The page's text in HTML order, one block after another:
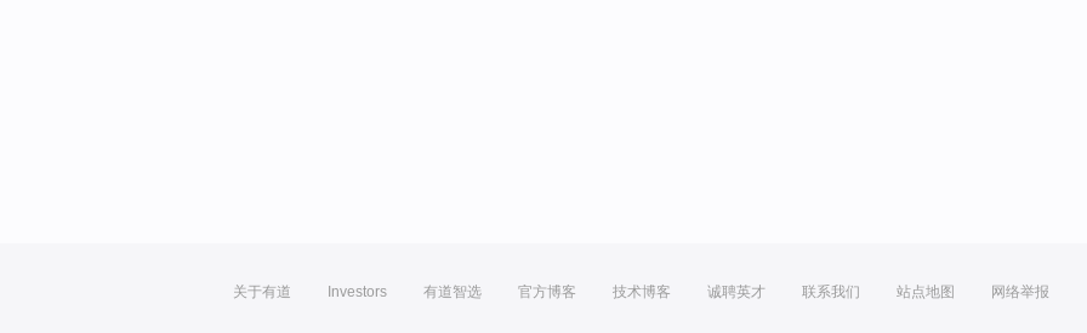
关于有道 Investors 有道智选 官方博客 技术博客 诚聘英才 联系我们 站点地图 网络举报